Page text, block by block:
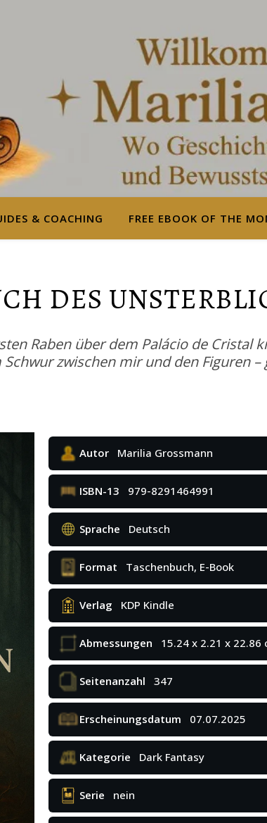
& COACHING FREE EBOOK OF THE
DES
Raben über dem Palácio de Cristal
zwischen mir und den Figuren
Autor Marilia Grossmann
ISBN-13 979-8291464991
Sprache Deutsch
Format Taschenbuch, E-Book
Verlag KDP Kindle
Abmessungen 15.24 x 2.21 x 22.86
Seitenanzahl 347
Erscheinungsdatum 07.07.2025
Kategorie Dark Fantasy
Serie nein